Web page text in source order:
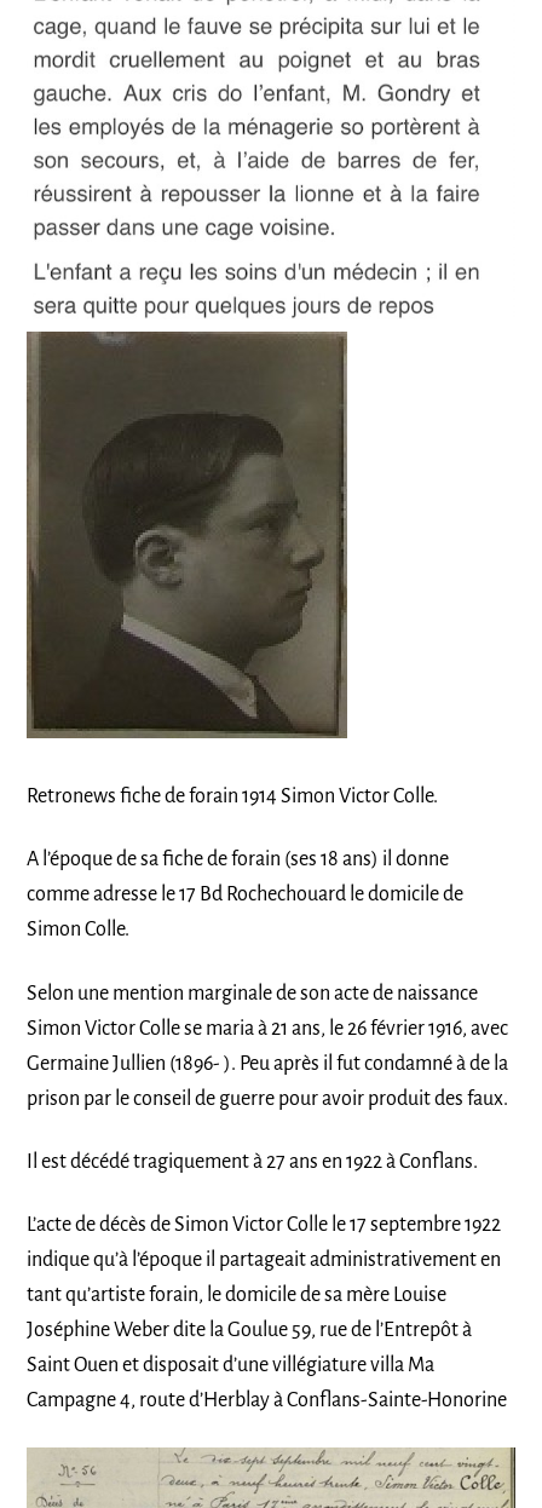
Retronews fiche de forain 1914 Simon Victor Colle.
A l’époque de sa fiche de forain (ses 18 ans) il donne
comme adresse le 17 Bd Rochechouard le domicile de
Simon Colle.
Selon une mention marginale de son acte de naissance
Simon Victor Colle se maria à 21 ans, le 26 février 1916, avec
Germaine Jullien (1896- ). Peu après il fut condamné à de la
prison par le conseil de guerre pour avoir produit des faux.
Il est décédé tragiquement à 27 ans en 1922 à Conflans.
L’acte de décès de Simon Victor Colle le 17 septembre 1922
indique qu’à l’époque il partageait administrativement en
tant qu’artiste forain, le domicile de sa mère Louise
Joséphine Weber dite la Goulue 59, rue de l’Entrepôt à
Saint Ouen et disposait d’une villégiature villa Ma
Campagne 4, route d’Herblay à Conflans-Sainte-Honorine